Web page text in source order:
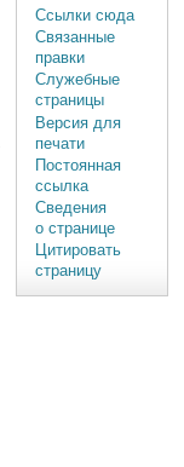
Ссылки сюда
Связанные
правки
Служебные
страницы
Версия для
печати
Постоянная
ссылка
Сведения
о странице
Цитировать
страницу